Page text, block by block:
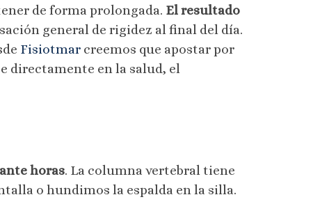
de forma prolongada. El resultado
general de rigidez al final del día.
Fisiotmar creemos que apostar por
directamente en la salud, el
horas. La columna vertebral tiene
o hundimos la espalda en la silla.